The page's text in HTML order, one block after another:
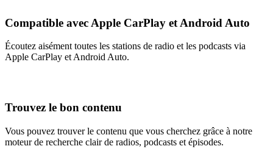
Compatible avec Apple CarPlay et Android Auto
Écoutez aisément toutes les stations de radio et les podcasts via
Apple CarPlay et Android Auto.
Trouvez le bon contenu
Vous pouvez trouver le contenu que vous cherchez grâce à notre
moteur de recherche clair de radios, podcasts et épisodes.